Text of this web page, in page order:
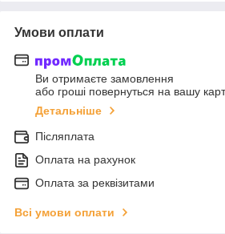
Умови оплати
Ви отримаєте замовлення
або гроші повернуться на вашу
Детальніше
Післяплата
Оплата на рахунок
Оплата за реквізитами
Всі умови оплати